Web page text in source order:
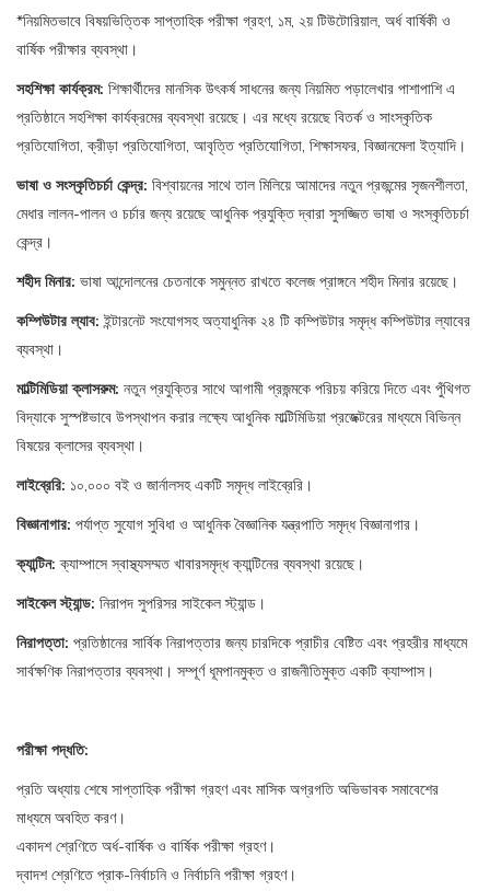
*নিয়মিতভাবে বিষয়ভিত্তিক সাপ্তাহিক পরীক্ষা গ্রহণ, ১ম, ২য় টিউটোরিয়াল, অর্ধ বার্ষিকী ও
বার্ষিক পরীক্ষার ব্যবস্থা।
সহশিক্ষাকার্যক্রম: শিক্ষার্থীদের মানসিক উৎকর্ষ সাধনের জন্য নিয়মিত পড়ালেখার পাশাপাশি এ
প্রতিষ্ঠানে সহশিক্ষা কার্যক্রমের ব্যবস্থা রয়েছে। এর মধ্যে রয়েছে বিতর্ক ও সাংস্কৃতিক
প্রতিযোগিতা, ক্রীড়া প্রতিযোগিতা, আবৃত্তি প্রতিযোগিতা, শিক্ষাসফর, বিজ্ঞানমেলা ইত্যাদি।
ভাষাও সংস্কৃতিচর্চাকেন্দ্র: বিশ্বায়নের সাথে তাল মিলিয়ে আমাদের নতুন প্রজন্মের সৃজনশীলতা,
মেধার লালন-পালন ও চর্চার জন্য রয়েছে আধুনিক প্রযুক্তি দ্বারা সুসজ্জিত ভাষা ও সংস্কৃতিচর্চা
কেন্দ্র।
শহীদমিনার: ভাষা আন্দোলনের চেতনাকে সমুন্নত রাখতে কলেজ প্রাঙ্গনে শহীদ মিনার রয়েছে।
কম্পিউটারল্যাব: ইন্টারনেট সংযোগসহ অত্যাধুনিক ২৪ টি কম্পিউটার সমৃদ্ধ কম্পিউটার ল্যাবের
ব্যবস্থা।
মাল্টিমিডিয়াক্লাসরুম: নতুন প্রযুক্তির সাথে আগামী প্রজন্মকে পরিচয় করিয়ে দিতে এবং পুঁথিগত
বিদ্যাকে সুস্পষ্টভাবে উপস্থাপন করার লক্ষ্যে আধুনিক মাল্টিমিডিয়া প্রজেক্টরের মাধ্যমে বিভিন্ন
বিষয়ের ক্লাসের ব্যবস্থা।
লাইব্রেরি: ১০,০০০ বই ও জার্নালসহ একটি সমৃদ্ধ লাইব্রেরি।
বিজ্ঞানাগার: পর্যাপ্ত সুযোগ সুবিধা ও আধুনিক বৈজ্ঞানিক যন্ত্রপাতি সমৃদ্ধ বিজ্ঞানাগার।
ক্যান্টিন: ক্যাম্পাসে স্বাস্থ্যসম্মত খাবারসমৃদ্ধ ক্যান্টিনের ব্যবস্থা রয়েছে।
সাইকেলস্ট্যান্ড: নিরাপদ সুপরিসর সাইকেল স্ট্যান্ড।
নিরাপত্তা: প্রতিষ্ঠানের সার্বিক নিরাপত্তার জন্য চারদিকে প্রাচীর বেষ্টিত এবং প্রহরীর মাধ্যমে
সার্বক্ষণিক নিরাপত্তার ব্যবস্থা। সম্পূর্ণ ধূমপানমুক্ত ও রাজনীতিমুক্ত একটি ক্যাম্পাস।
পরীক্ষাপদ্ধতি:
প্রতি অধ্যায় শেষে সাপ্তাহিক পরীক্ষা গ্রহণ এবং মাসিক অগ্রগতি অভিভাবক সমাবেশের
মাধ্যমে অবহিত করণ।
একাদশ শ্রেণিতে অর্ধ-বার্ষিক ও বার্ষিক পরীক্ষা গ্রহণ।
দ্বাদশ শ্রেণিতে প্রাক-নির্বাচনি ও নির্বাচনি পরীক্ষা গ্রহণ।